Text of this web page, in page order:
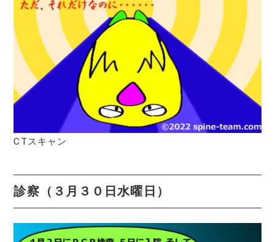
CTスキャン
診察（３月３０日水曜日）